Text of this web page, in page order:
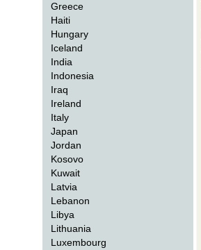
Greece
Haiti
Hungary
Iceland
India
Indonesia
Iraq
Ireland
Italy
Japan
Jordan
Kosovo
Kuwait
Latvia
Lebanon
Libya
Lithuania
Luxembourg